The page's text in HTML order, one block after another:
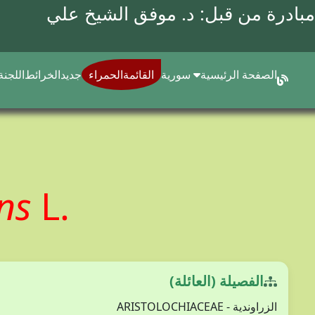
مبادرة من قبل: د. موفق الشيخ علي
الصفحة الرئيسية القائمةالحمراء جديدالخرائط
L.
الفصيلة (العائلة)
الزراوندية - ARISTOLOCHIACEAE